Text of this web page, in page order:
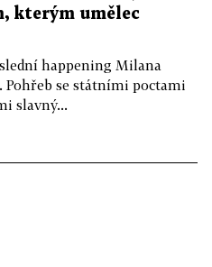
kterým umělec
happening Milana
Pohřeb se státními poctami
slavný...